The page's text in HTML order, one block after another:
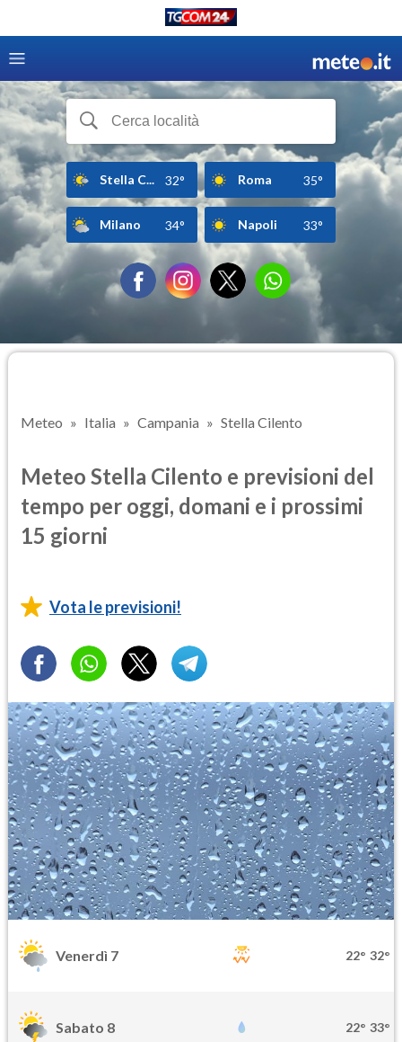
Stella C... 32° Roma 35°
Milano 34° Napoli 33°
Meteo Italia Campania Stella Cilento
Meteo Stella Cilento e previsioni del
tempo per oggi, domani e i prossimi
15 giorni
Vota le previsioni!
Venerdì 7 22° 32°
Sabato 8 22° 33°